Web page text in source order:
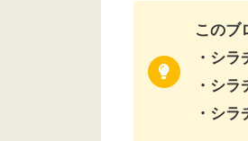
このブ
・シ
・シ
・シ